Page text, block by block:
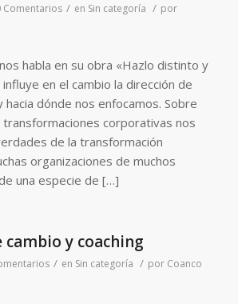
Comentarios / en Sin categoría / por
habla en su obra «Hazlo distinto y
en el cambio la dirección de
hacia dónde nos enfocamos. Sobre
transformaciones corporativas nos
de la transformación
organizaciones de muchos
una especie de […]
cambio y coaching
/ en Sin categoría / por Coanco